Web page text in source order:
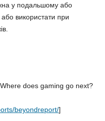
у подальшому або
або використати при
does gaming go next?
beyondreport/]